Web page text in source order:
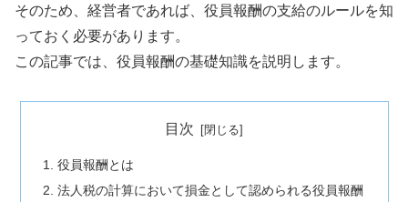
そのため、経営者であれば、役員報酬の支給のルールを知
っておく必要があります。
この記事では、役員報酬の基礎知識を説明します。
目次
役員報酬とは
法人税の計算において損金として認められる役員報酬